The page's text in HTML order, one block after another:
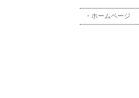
・ホームページ